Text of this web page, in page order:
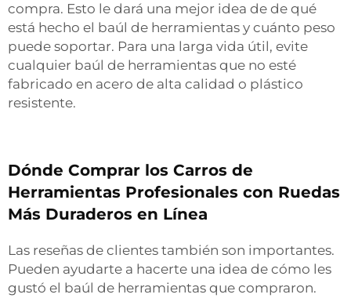
compra. Esto le dará una mejor idea de de qué
está hecho el baúl de herramientas y cuánto peso
puede soportar. Para una larga vida útil, evite
cualquier baúl de herramientas que no esté
fabricado en acero de alta calidad o plástico
resistente.
Dónde Comprar los Carros de
Herramientas Profesionales con Ruedas
Más Duraderos en Línea
Las reseñas de clientes también son importantes.
Pueden ayudarte a hacerte una idea de cómo les
gustó el baúl de herramientas que compraron.